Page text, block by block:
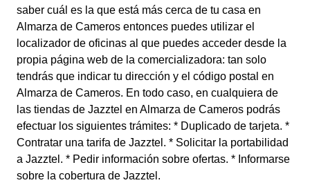
saber cuál es la que está más cerca de tu casa en
Almarza de Cameros entonces puedes utilizar el
localizador de oficinas al que puedes acceder desde la
propia página web de la comercializadora: tan solo
tendrás que indicar tu dirección y el código postal en
Almarza de Cameros. En todo caso, en cualquiera de
las tiendas de Jazztel en Almarza de Cameros podrás
efectuar los siguientes trámites: * Duplicado de tarjeta. *
Contratar una tarifa de Jazztel. * Solicitar la portabilidad
a Jazztel. * Pedir información sobre ofertas. * Informarse
sobre la cobertura de Jazztel.